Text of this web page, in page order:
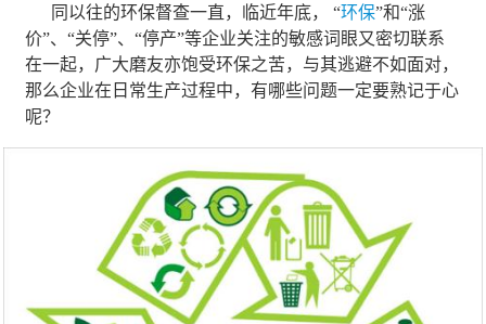
同以往的环保督查一直，临近年底， “环保”和“涨
价”、“关停”、“停产”等企业关注的敏感词眼又密切联系
在一起，广大磨友亦饱受环保之苦，与其逃避不如面对，
那么企业在日常生产过程中，有哪些问题一定要熟记于心
呢？